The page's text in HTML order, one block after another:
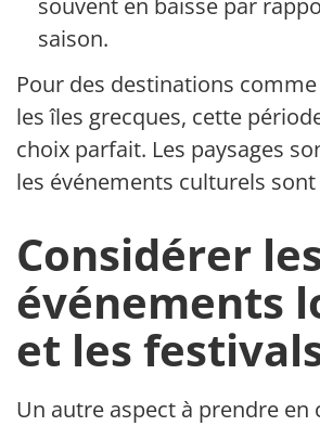
souvent en baisse par
saison.
Pour des destinations
les îles grecques, cette
choix parfait. Les paysages
les événements culturels sont
Considérer
événements
et les
Un autre aspect à prendre en